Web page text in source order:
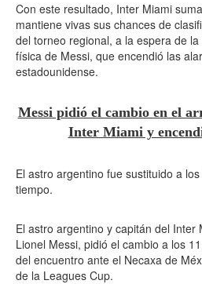
Con este resultado, Inter Miami
mantiene vivas sus chances de
del torneo regional, a la espera de
física de Messi, que encendió las
estadounidense.
Messi pidió el cambio en el
Inter Miami y
El astro argentino fue sustituido a
tiempo.
El astro argentino y capitán del Inter
Lionel Messi, pidió el cambio a los
del encuentro ante el Necaxa de
de la Leagues Cup.